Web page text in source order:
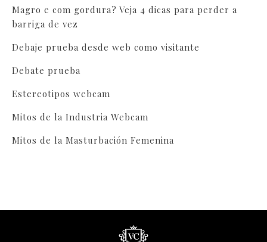
Magro e com gordura? Veja 4 dicas para perder a
barriga de vez
Debaje prueba desde web como visitante
Debate prueba
Estereotipos webcam
Mitos de la Industria Webcam
Mitos de la Masturbación Femenina